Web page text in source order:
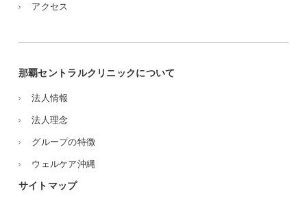
アクセス
那覇セントラルクリニックについて
法人情報
法人理念
グループの特徴
ウェルケア沖縄
サイトマップ